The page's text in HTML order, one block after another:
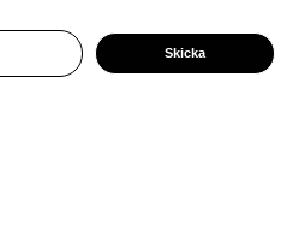
Skicka